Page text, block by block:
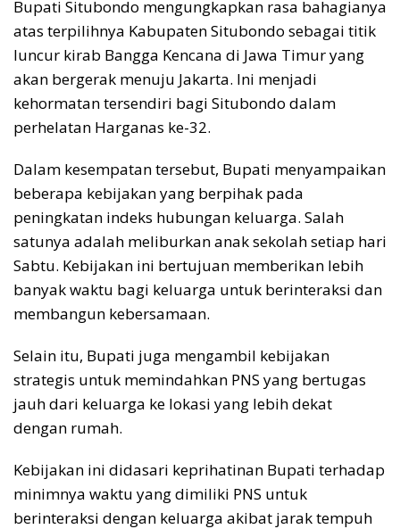
Bupati Situbondo mengungkapkan rasa bahagianya
atas terpilihnya Kabupaten Situbondo sebagai titik
luncur kirab Bangga Kencana di Jawa Timur yang
akan bergerak menuju Jakarta. Ini menjadi
kehormatan tersendiri bagi Situbondo dalam
perhelatan Harganas ke-32.
Dalam kesempatan tersebut, Bupati menyampaikan
beberapa kebijakan yang berpihak pada
peningkatan indeks hubungan keluarga. Salah
satunya adalah meliburkan anak sekolah setiap hari
Sabtu. Kebijakan ini bertujuan memberikan lebih
banyak waktu bagi keluarga untuk berinteraksi dan
membangun kebersamaan.
Selain itu, Bupati juga mengambil kebijakan
strategis untuk memindahkan PNS yang bertugas
jauh dari keluarga ke lokasi yang lebih dekat
dengan rumah.
Kebijakan ini didasari keprihatinan Bupati terhadap
minimnya waktu yang dimiliki PNS untuk
berinteraksi dengan keluarga akibat jarak tempuh